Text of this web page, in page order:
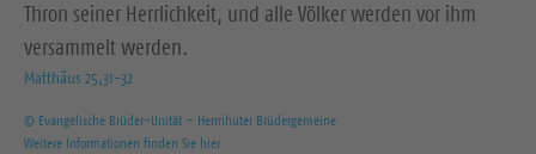
Thron seiner Herrlichkeit, und alle Völker werden vor ihm
versammelt werden.
Matthäus 25,31-32
© Evangelische Brüder-Unität – Herrnhuter Brüdergemeine
Weitere Informationen finden Sie hier